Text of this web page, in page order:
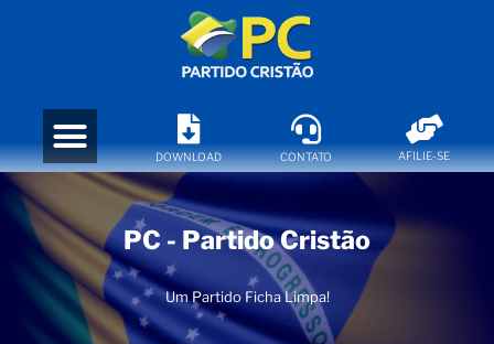
DOWNLOAD CONTATO AFILIE-SE
PC - Partido Cristão
Um Partido Ficha Limpa!